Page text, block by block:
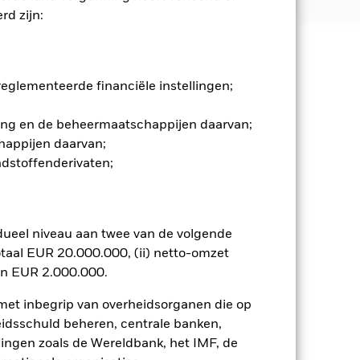
zijn:
financiële instellingen;
en de beheermaatschappijen daarvan;
daarvan;
niveau aan twee van de volgende
EUR 20.000.000, (ii) netto-omzet
EUR 2.000.000.
inbegrip van overheidsorganen die op
beheren, centrale banken,
zoals de Wereldbank, het IMF, de
en stijgen, en zijn niet
op de aandelenmarkten.
belangrijke gebeurtenissen in de
markten. Tot de overige
de laattijdige of niet-uitgevoerde
ernaar ondernemingen uit te
Beleggers dienen daarom
van het Fonds. Een
van emittenten hebben een
kredietrating kunnen het
Dit betekent dat het
Toon minder